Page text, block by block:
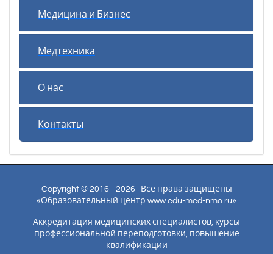
Медицина и Бизнес
Медтехника
О нас
Контакты
Copyright © 2016 - 2026 · Все права защищены
«Образовательный центр www.edu-med-nmo.ru»
Аккредитация медицинских специалистов, курсы
профессиональной переподготовки, повышение
квалификации